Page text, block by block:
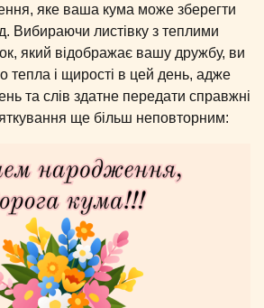
яке ваша кума може зберегти
Вибираючи листівку з теплими
який відображає вашу дружбу, ви
тепла і щирості в цей день, адже
та слів здатне передати справжні
ще більш неповторним: